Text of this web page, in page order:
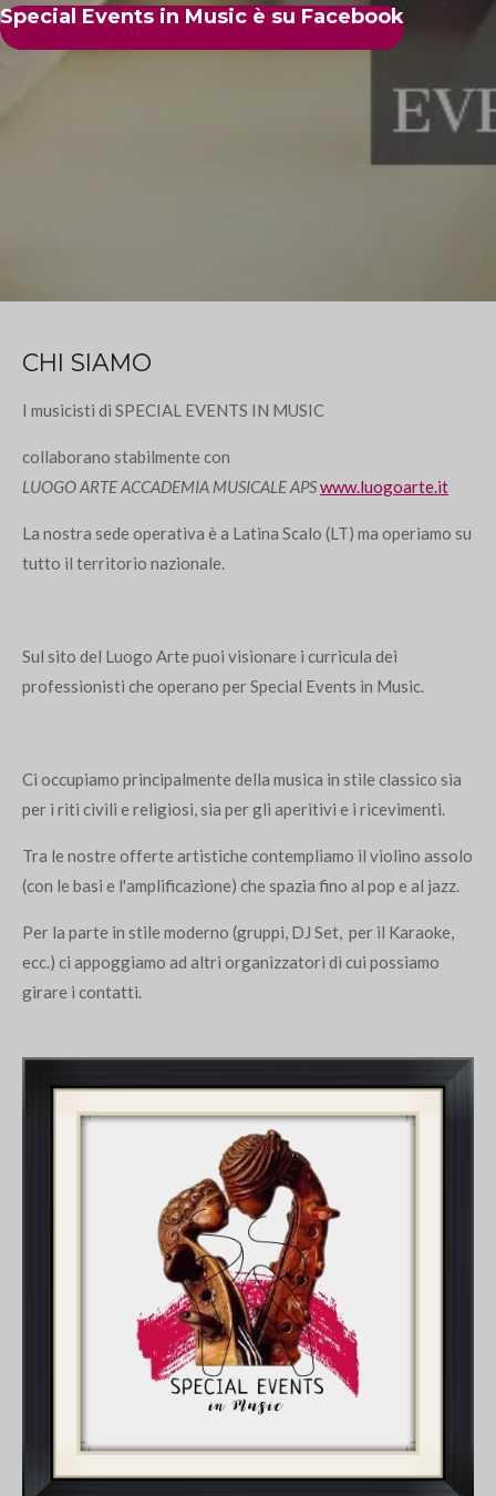
Special Events in Music è su Facebook
CHI SIAMO
I musicisti di SPECIAL EVENTS IN MUSIC
collaborano stabilmente con
LUOGO ARTEACCADEMIA MUSICALE APSwww.luogoarte.it
La nostra sede operativa è a Latina Scalo (LT) ma operiamo su
tutto il territorio nazionale.
Sul sito del Luogo Arte puoi visionare i curricula dei
professionisti che operano per Special Events in Music.
Ci occupiamo principalmente della musica in stile classico sia
per i riti civili e religiosi, sia per gli aperitivi e i ricevimenti.
Tra le nostre offerte artistiche contempliamo il violino assolo
(con le basi e l'amplificazione) che spazia fino al pop e al jazz.
Per la parte in stile moderno (gruppi, DJ Set, per il Karaoke,
ecc.) ci appoggiamo ad altri organizzatori di cui possiamo
girare i contatti.